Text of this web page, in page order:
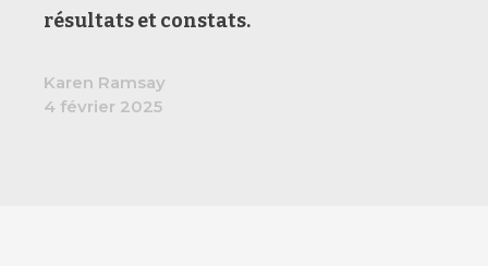
résultats et constats.
Karen Ramsay
4 février 2025